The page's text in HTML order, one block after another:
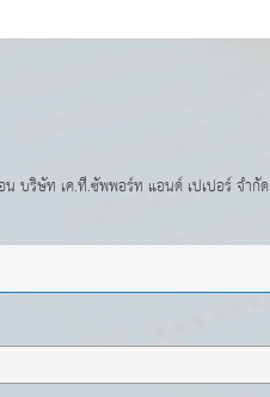
น บริษัท เค.ที.ซัพพอร์ท แอนด์ เปเปอร์ จำกัด